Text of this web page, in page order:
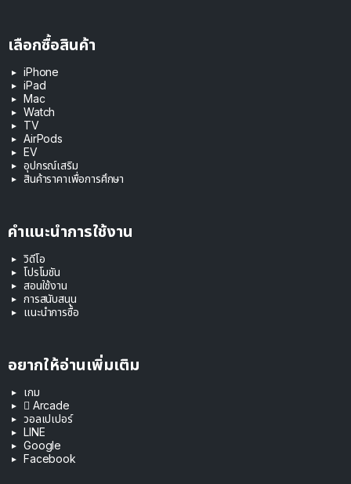
เลือกซื้อสินค้า
iPhone
iPad
Mac
Watch
TV
AirPods
EV
อุปกรณ์เสริม
สินค้าราคาเพื่อการศึกษา
คำแนะนำการใช้งาน
วิดีโอ
โปรโมชัน
สอนใช้งาน
การสนับสนุน
แนะนำการซื้อ
อยากให้อ่านเพิ่มเติม
เกม
 Arcade
วอลเปเปอร์
LINE
Google
Facebook